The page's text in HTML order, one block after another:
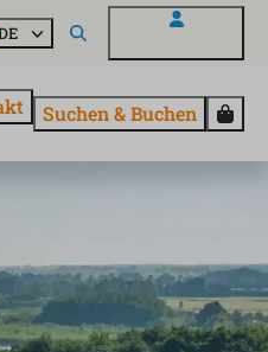
Suchen & Buchen